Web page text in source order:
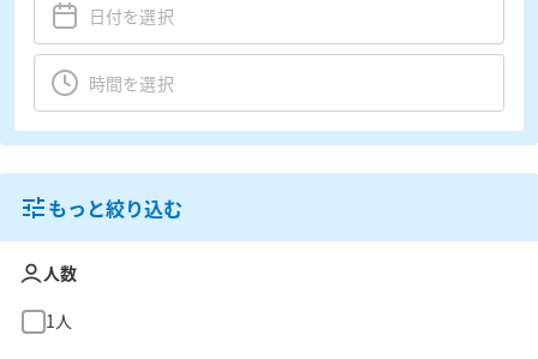
もっと絞り込む
人数
1人